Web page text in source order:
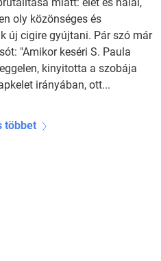
oly közönséges és
új cigire gyújtani. Pár szó már
"Amikor keséri S. Paula
kinyitotta a szobája
irányában, ott...
többet